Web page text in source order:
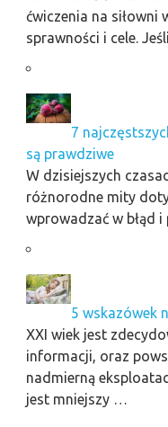
ćwiczenia na siłowni
sprawności i cele.
7
są prawdziwe
W dzisiejszych
różnorodne mity
wprowadzać w błąd
5 wskazówek
XXI wiek jest
informacji, oraz
nadmierną
jest mniejszy …